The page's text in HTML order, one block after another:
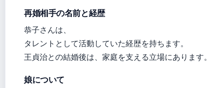
再婚相手の名前と経歴
恭子さんは、
タレントとして活動していた経歴を持ちます。
王貞治との結婚後は、家庭を支える立場にあります。
娘について